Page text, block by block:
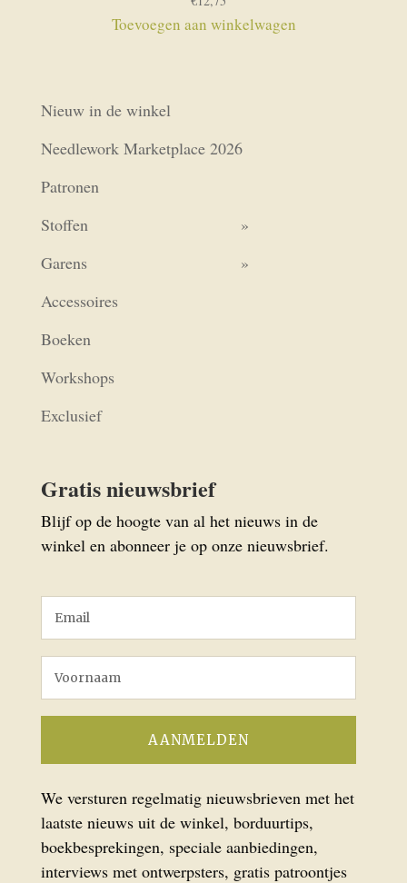
Toevoegen aan winkelwagen
Nieuw in de winkel
Needlework Marketplace 2026
Patronen
Stoffen
Garens
Accessoires
Boeken
Workshops
Exclusief
Gratis nieuwsbrief
Blijf op de hoogte van al het nieuws in de
winkel en abonneer je op onze nieuwsbrief.
We versturen regelmatig nieuwsbrieven met het
laatste nieuws uit de winkel, borduurtips,
boekbesprekingen, speciale aanbiedingen,
interviews met ontwerpsters, gratis patroontjes